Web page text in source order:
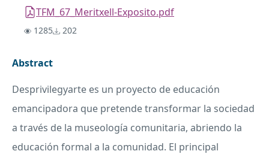
TFM_67_Meritxell-Exposito.pdf
1285 202
Abstract
Desprivilegyarte es un proyecto de educación
emancipadora que pretende transformar la sociedad
a través de la museología comunitaria, abriendo la
educación formal a la comunidad. El principal